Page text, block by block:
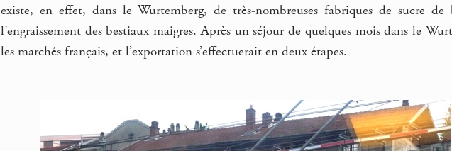
existe, en effet, dans le Wurtemberg, de très-nombreuses fabriques de sucre
l’engraissement des bestiaux maigres. Après un séjour de quelques mois dans le
les marchés français, et l’exportation s’effectuerait en deux étapes.